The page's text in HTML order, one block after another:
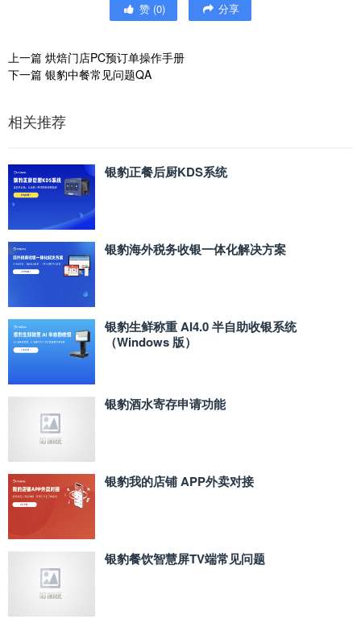
赞 (0) 分享
上一篇 烘焙门店PC预订单操作手册
下一篇 银豹中餐常见问题QA
相关推荐
银豹正餐后厨KDS系统
银豹海外税务收银一体化解决方案
银豹生鲜称重 AI4.0 半自助收银系统
（Windows 版）
银豹酒水寄存申请功能
银豹我的店铺 APP外卖对接
银豹餐饮智慧屏TV端常见问题